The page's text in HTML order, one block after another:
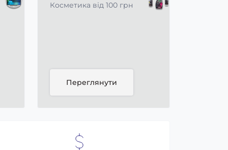
Косметика від 100 грн
Переглянути